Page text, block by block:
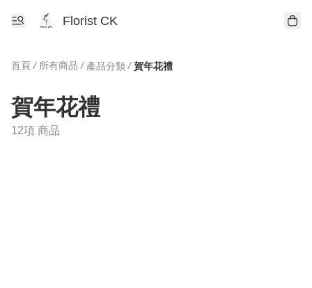
Florist CK
首頁 / 所有商品 / 產品分類 / 賀年花禮
賀年花禮
12項 商品